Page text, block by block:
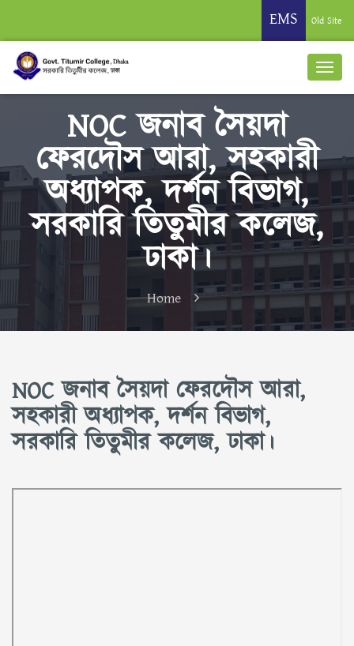
EMS Old Site
NOC জনাব সৈয়দা
ফেরদৌস আরা, সহকারী
অধ্যাপক, দর্শন বিভাগ,
সরকারি তিতুমীর কলেজ,
ঢাকা।
Home
NOC জনাব সৈয়দা ফেরদৌস আরা,
সহকারী অধ্যাপক, দর্শন বিভাগ,
সরকারি তিতুমীর কলেজ, ঢাকা।